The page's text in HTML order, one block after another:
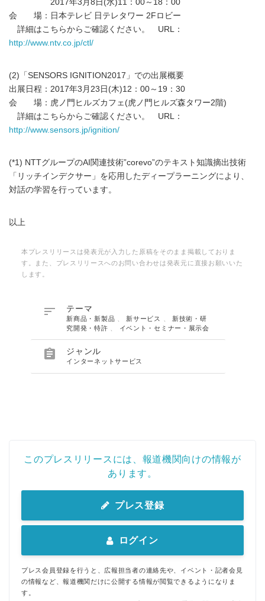
2017年3月8日(水)11：00～18：00
会 場：日本テレビ 日テレタワー 2Fロビー
詳細はこちらからご確認ください。 URL：
http://www.ntv.co.jp/ctl/
(2)「SENSORS IGNITION2017」での出展概要
出展日程：2017年3月23日(木)12：00～19：30
会 場：虎ノ門ヒルズカフェ(虎ノ門ヒルズ森タワー2階)
詳細はこちらからご確認ください。 URL：
http://www.sensors.jp/ignition/
(*1) NTTグループのAI関連技術”corevo”のテキスト知識摘出技術
「リッチインデクサー」を応用したディープラーニングにより、
対話の学習を行っています。
以上
本プレスリリースは発表元が入力した原稿をそのまま掲載しておりま
す。また、プレスリリースへのお問い合わせは発表元に直接お願いいた
します。
 テーマ
新商品・新製品 新サービス
新技術・研
究開発・特許
イベント・セミナー・展示会
 ジャンル
インターネットサービス
このプレスリリースには、報道機関向けの情報が
あります。
プレス登録
ログイン
プレス会員登録を行うと、広報担当者の連絡先や、イベント・記者会見
の情報など、報道機関だけに公開する情報が閲覧できるようになりま
す。